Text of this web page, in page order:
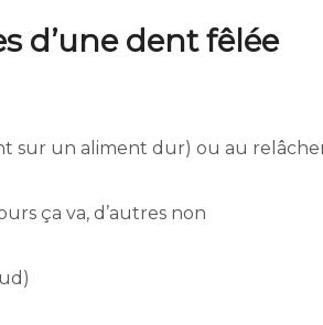
d’une dent fêlée
sur un aliment dur) ou au
ça va, d’autres non